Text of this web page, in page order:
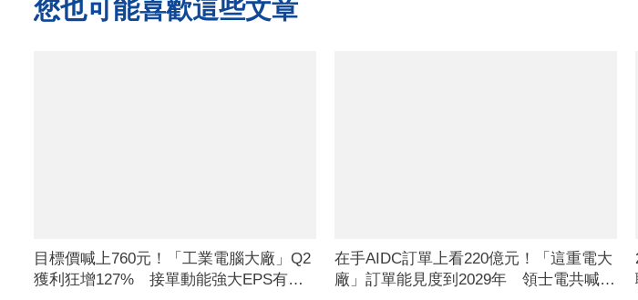
您也可能喜歡這些文章
目標價喊上760元！「工業電腦大廠」Q2
獲利狂增127% 接單動能強大EPS有望
在手AIDC訂單上看220億元！「這重電大
廠」訂單能見度到2029年 領士電共喊：